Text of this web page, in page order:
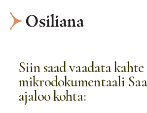
Siin saad vaadata kahte
mikrodokumentaali
ajaloo kohta: